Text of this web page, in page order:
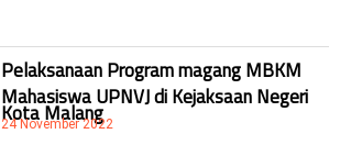
Pelaksanaan Program magang MBKM
Mahasiswa UPNVJ di Kejaksaan Negeri
Kota Malang
24 November 2022